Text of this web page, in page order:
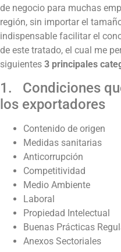
de negocio para muchas
región, sin importar el
indispensable facilitar el
de este tratado, el cual me
siguientes 3 principales
1. Condiciones
los exportadores
Contenido de origen
Medidas sanitarias
Anticorrupción
Competitividad
Medio Ambiente
Laboral
Propiedad Intelectual
Buenas Prácticas
Anexos Sectoriales